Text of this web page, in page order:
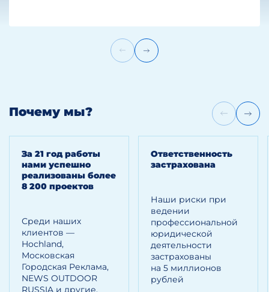
Почему мы?
За 21 год работы
нами успешно
реализованы более
8 200 проектов
Среди наших
клиентов —
Hoсhland,
Московская
Городская Реклама,
NEWS OUTDOOR
RUSSIA и другие.
Ответственность
застрахована
Наши риски при
ведении
профессиональной
юридической
деятельности
застрахованы
на 5 миллионов
рублей